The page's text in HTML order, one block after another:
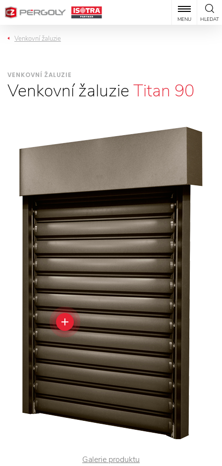
HLEDAT
MENU
Venkovní žaluzie
VENKOVNÍ ŽALUZIE
Venkovní žaluzieTitan 90
Galerie produktu